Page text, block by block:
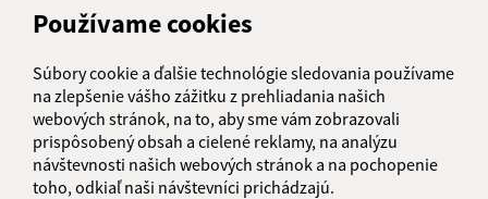
Používame cookies
Súbory cookie a ďalšie technológie sledovania používame
na zlepšenie vášho zážitku z prehliadania našich
webových stránok, na to, aby sme vám zobrazovali
prispôsobený obsah a cielené reklamy, na analýzu
návštevnosti našich webových stránok a na pochopenie
toho, odkiaľ naši návštevníci prichádzajú.
IČO: 00329924